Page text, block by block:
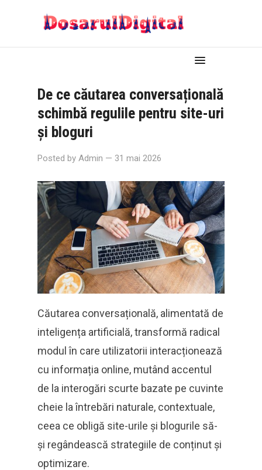
De ce căutarea conversațională
schimbă regulile pentru site-uri
și bloguri
Posted by Admin — 31 mai 2026
Căutarea conversațională, alimentată de
inteligența artificială, transformă radical
modul în care utilizatorii interacționează
cu informația online, mutând accentul
de la interogări scurte bazate pe cuvinte
cheie la întrebări naturale, contextuale,
ceea ce obligă site-urile și blogurile să-
și regândească strategiile de conținut și
optimizare.